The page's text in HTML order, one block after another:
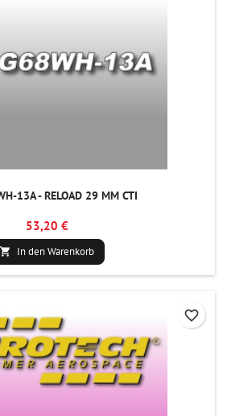
13A - RELOAD 29 MM CTI
53,20 €
 In den Warenkorb
favorite_border